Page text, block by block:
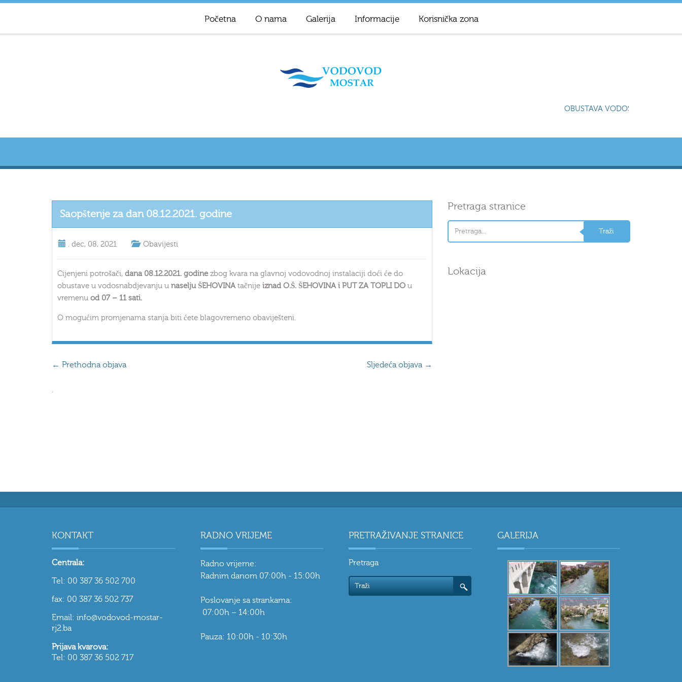
Početna O nama Galerija Informacije Korisnička zona
OBUSTAVA
Saopštenje za dan 08.12.2021. godine
. dec, 08, 2021 Obavijesti
Cijenjeni potrošači, dana 08.12.2021. godine zbog kvara na glavnoj vodovodnoj instalaciji doći će do
obustave u vodosnabdjevanju u naselju ŠEHOVINAtačnije iznad O.Š. ŠEHOVINA i PUT ZA TOPLI DO u
vremenu od 07 – 11 sati.
O mogućim promjenama stanja biti ćete blagovremeno obaviješteni.
← Prethodna objava Sljedeća objava →
.
Pretraga stranice
Lokacija
KONTAKT
Centrala:
Tel: 00 387 36 502 700
fax: 00 387 36 502 737
Email: info@vodovod-mostar-
rj2.ba
Prijava kvarova:
Tel: 00 387 36 502 717
RADNO VRIJEME
Radno vrijeme:
Radnim danom 07:00h - 15:00h
Poslovanje sa strankama:
07:00h – 14:00h
Pauza: 10:00h - 10:30h
PRETRAŽIVANJE STRANICE
Pretraga
GALERIJA